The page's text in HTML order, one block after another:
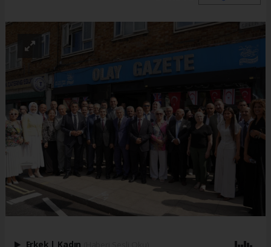
Erkek | Kadın